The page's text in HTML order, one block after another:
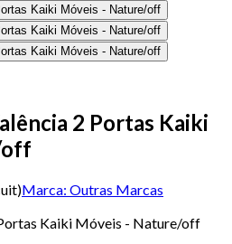
2 Portas Kaiki
off
)Marca: Outras Marcas
Kaiki Móveis - Nature/off